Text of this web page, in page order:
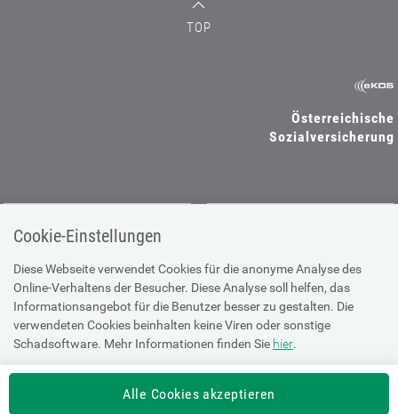
Cookie-Einstellungen
Diese Webseite verwendet Cookies für die anonyme Analyse des
Online-Verhaltens der Besucher. Diese Analyse soll helfen, das
Informationsangebot für die Benutzer besser zu gestalten. Die
verwendeten Cookies beinhalten keine Viren oder sonstige
Schadsoftware. Mehr Informationen finden Sie hier.
Alle Cookies akzeptieren
TOP
Österreichische
Sozialversicherung
DATENSCHUTZ
Cookie-Erklärung
eKOS Datenschutz-Erklärung
Datenschutz-Erklärung